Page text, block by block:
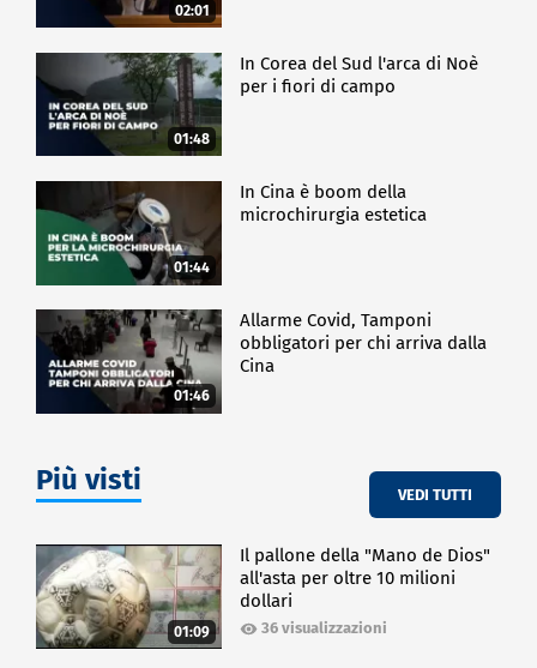
02:01
01:48
In Corea del Sud l'arca di Noè
per i fiori di campo
01:44
In Cina è boom della
microchirurgia estetica
01:46
Allarme Covid, Tamponi
obbligatori per chi arriva dalla
Cina
Più visti VEDI TUTTI
01:09
Il pallone della "Mano de Dios"
all'asta per oltre 10 milioni
dollari
36 visualizzazioni